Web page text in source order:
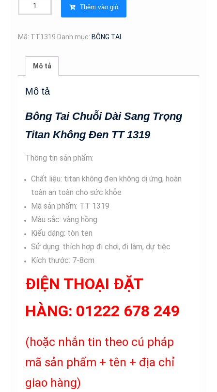
Tai
Dài
Đen
1319
Thêm vào giỏ
Mã: TT1319 Danh mục: BÔNG TAI
Mô tả
Mô tả
Bông Tai Chuỗi Dài Sang Trọng
Titan Không Đen TT 1319
Thông tin sản phẩm:
Chất liệu: titan không đen không dị ứng, hoàn
toàn an toàn cho sức khỏe
Mã sản phẩm: TT 1319
Màu sắc: vàng hồng
Kiểu dáng: tòn ten
Sử dụng: thích hợp đi chơi, đi làm, dự tiệc
Kích thước: 7-8cm
ĐIỆN THOẠI ĐẶT
HÀNG: 01222 678 249
(hoặc nhắn tin theo cú pháp
mã sản phẩm + tên + địa chỉ
giao hàng)